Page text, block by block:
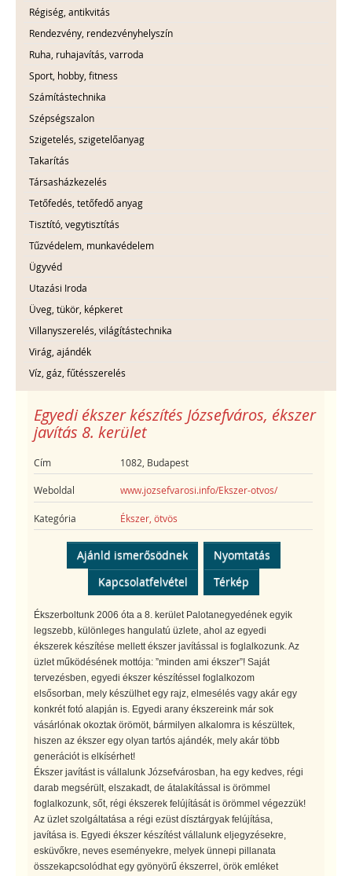
Régiség, antikvitás
Rendezvény, rendezvényhelyszín
Ruha, ruhajavítás, varroda
Sport, hobby, fitness
Számítástechnika
Szépségszalon
Szigetelés, szigetelőanyag
Takarítás
Társasházkezelés
Tetőfedés, tetőfedő anyag
Tisztító, vegytisztítás
Tűzvédelem, munkavédelem
Ügyvéd
Utazási Iroda
Üveg, tükör, képkeret
Villanyszerelés, világítástechnika
Virág, ajándék
Víz, gáz, fűtésszerelés
Egyedi ékszer készítés Józsefváros, ékszer
javítás 8. kerület
Cím 1082, Budapest
Weboldal www.jozsefvarosi.info/Ekszer-otvos/
Kategória Ékszer, ötvös
Ajánld ismerősödnek
Nyomtatás
Kapcsolatfelvétel
Térkép
Ékszerboltunk 2006 óta a 8. kerület Palotanegyedének egyik
legszebb, különleges hangulatú üzlete, ahol az egyedi
ékszerek készítése mellett ékszer javítással is foglalkozunk. Az
üzlet működésének mottója: ”minden ami ékszer”! Saját
tervezésben, egyedi ékszer készítéssel foglalkozom
elsősorban, mely készülhet egy rajz, elmesélés vagy akár egy
konkrét fotó alapján is. Egyedi arany ékszereink már sok
vásárlónak okoztak örömöt, bármilyen alkalomra is készültek,
hiszen az ékszer egy olyan tartós ajándék, mely akár több
generációt is elkísérhet!
Ékszer javítást is vállalunk Józsefvárosban, ha egy kedves, régi
darab megsérült, elszakadt, de átalakítással is örömmel
foglalkozunk, sőt, régi ékszerek felújítását is örömmel végezzük!
Az üzlet szolgáltatása a régi ezüst dísztárgyak felújítása,
javítása is. Egyedi ékszer készítést vállalunk eljegyzésekre,
esküvőkre, neves eseményekre, melyek ünnepi pillanata
összekapcsolódhat egy gyönyörű ékszerrel, örök emléket